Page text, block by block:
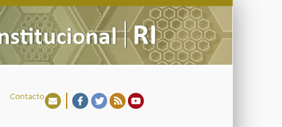
Contacto